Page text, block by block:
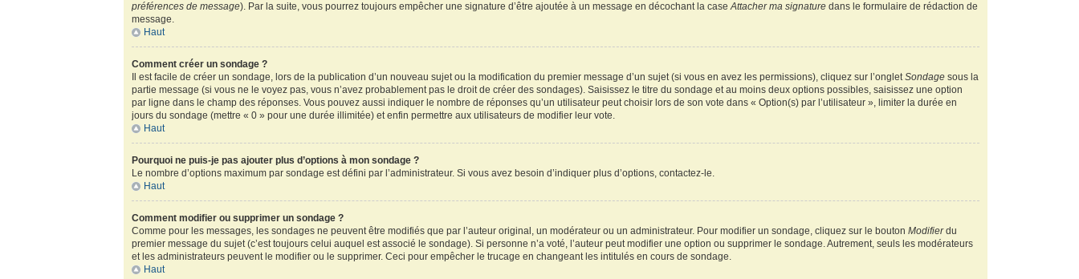
préférences de message). Par la suite, vous pourrez toujours empêcher une signature d’être ajoutée à un message en décochant la caseAttacher ma signature dans le formulaire de rédaction de
message.
Haut
Comment créer un sondage ?
Il est facile de créer un sondage, lors de la publication d’un nouveau sujet ou la modification du premier message d’un sujet (si vous en avez les permissions), cliquez sur l’ongletSondage sous la
partie message (si vous ne le voyez pas, vous n’avez probablement pas le droit de créer des sondages). Saisissez le titre du sondage et au moins deux options possibles, saisissez une option
par ligne dans le champ des réponses. Vous pouvez aussi indiquer le nombre de réponses qu’un utilisateur peut choisir lors de son vote dans « Option(s) par l’utilisateur », limiter la durée en
jours du sondage (mettre « 0 » pour une durée illimitée) et enfin permettre aux utilisateurs de modifier leur vote.
Haut
Pourquoi ne puis-je pas ajouter plus d’options à mon sondage ?
Le nombre d’options maximum par sondage est défini par l’administrateur. Si vous avez besoin d’indiquer plus d’options, contactez-le.
Haut
Comment modifier ou supprimer un sondage ?
Comme pour les messages, les sondages ne peuvent être modifiés que par l’auteur original, un modérateur ou un administrateur. Pour modifier un sondage, cliquez sur le boutonModifierdu
premier message du sujet (c’est toujours celui auquel est associé le sondage). Si personne n’a voté, l’auteur peut modifier une option ou supprimer le sondage. Autrement, seuls les modérateurs
et les administrateurs peuvent le modifier ou le supprimer. Ceci pour empêcher le trucage en changeant les intitulés en cours de sondage.
Haut